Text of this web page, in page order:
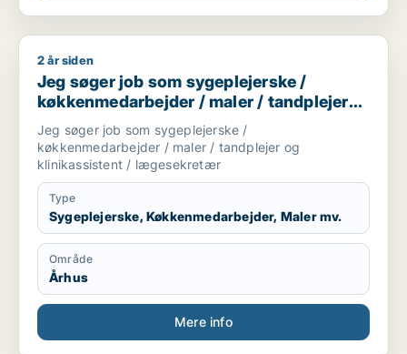
Jeg søger job som sygeplejerske / køkkenmedarbejder /
2 år siden
Jeg søger job som sygeplejerske /
køkkenmedarbejder / maler / tandplejer
og klinikassistent / lægesekretær
Jeg søger job som sygeplejerske /
køkkenmedarbejder / maler / tandplejer og
klinikassistent / lægesekretær
Type
Sygeplejerske, Køkkenmedarbejder, Maler mv.
Område
Århus
Mere info